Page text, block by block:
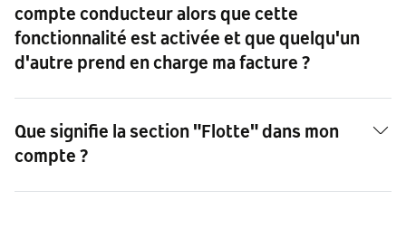
compte conducteur alors que cette
fonctionnalité est activée et que quelqu'un
d'autre prend en charge ma facture ?
Que signifie la section "Flotte" dans mon
compte ?